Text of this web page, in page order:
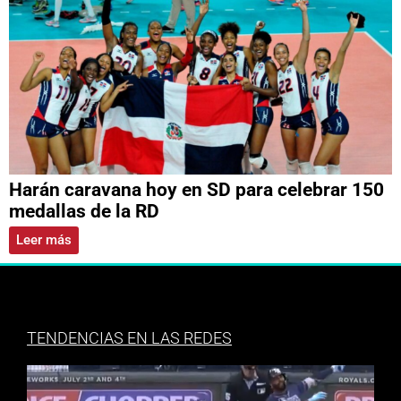
Harán caravana hoy en SD para celebrar 150
medallas de la RD
Leer más
TENDENCIAS EN LAS REDES